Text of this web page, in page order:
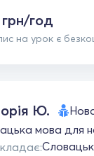
год
на урок є
Ю.
мова для